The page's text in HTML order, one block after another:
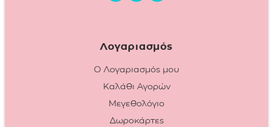
Λογαριασμός
Ο Λογαριασμός μου
Καλάθι Αγορών
Μεγεθολόγιο
Δωροκάρτες